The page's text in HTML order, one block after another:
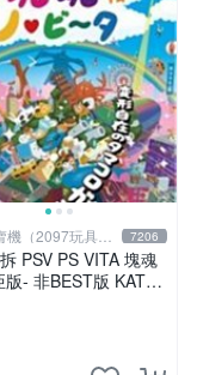
機（2097玩具公 7206
PSV PS VITA 塊魂
- 非BEST版 KATA